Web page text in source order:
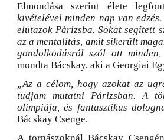
Elmondása szerint élete
kivételével minden nap van
elutazok Párizsba. Sokat segített
az a mentalitás, amit sikerült
gondolkodásról szól ott
mondta Bácskay, aki a Georgiai
„Az a célom, hogy azokat az
tudjam mutatni Párizsban. A
olimpiája, és fantasztikus
Bácskay Csenge.